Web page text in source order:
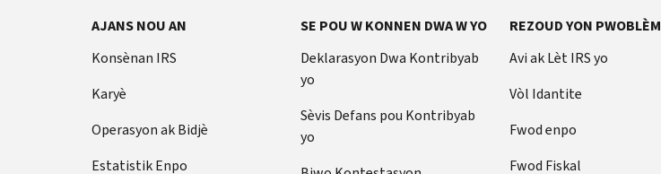
AJANS NOU AN
Konsènan IRS
Karyè
Operasyon ak Bidjè
Estatistik Enpo
SE POU W KONNEN DWA W YO
Deklarasyon Dwa Kontribyab
yo
Sèvis Defans pou Kontribyab
yo
REZOUD YON PWOBLÈM
Avi ak Lèt IRS yo
Vòl Idantite
Fwod enpo
Fwod Fiskal